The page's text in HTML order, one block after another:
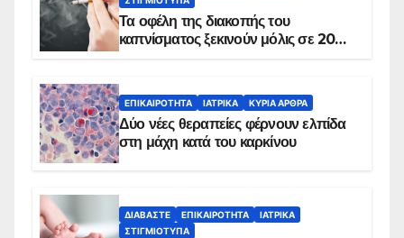
Τα οφέλη της διακοπής του
καπνίσματος ξεκινούν μόλις σε 20
ΕΠΙΚΑΙΡΌΤΗΤΑ ΙΑΤΡΙΚΆ ΚΥΡΙΑ ΑΡΘΡΑ
Δύο νέες θεραπείες φέρνουν ελπίδα
στη μάχη κατά του καρκίνου
ΔΙΑΒΆΣΤΕ ΕΠΙΚΑΙΡΌΤΗΤΑ
ΙΑΤΡΙΚΆ
ΣΤΙΓΜΙΌΤΥΠΑ